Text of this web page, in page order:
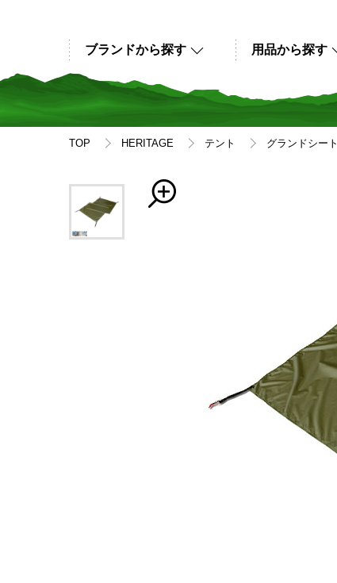
用品から探す
ブランドから探す
TOP HERITAGE テント グランドシート